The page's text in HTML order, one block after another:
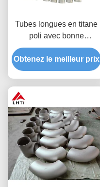
Tubes longues en titane
poli avec bonne
résistance à la chaleur
4,51 G/cm3 Densité 1000
Mpa Résistance à la
Obtenez le meilleur prix